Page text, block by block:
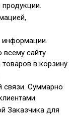
всему сайту
в корзину
связи. Суммарно
Заказчика для